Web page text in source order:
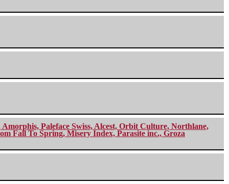
Paleface Swiss, Alcest, Orbit Culture, Northlane,
Fall To Spring, Misery Index, Parasite inc., Groza